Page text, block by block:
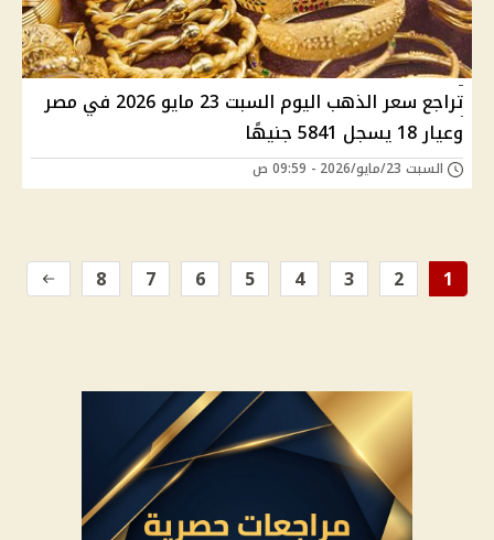
تراجع سعر الذهب اليوم السبت 23 مايو 2026 في مصر
وعيار 18 يسجل 5841 جنيهًا
السبت 23/مايو/2026 - 09:59 ص
1
2
3
4
5
6
7
8